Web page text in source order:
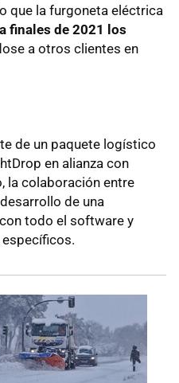
que la furgoneta eléctrica
finales de 2021 los
a otros clientes en
de un paquete logístico
en alianza con
la colaboración entre
de una
todo el software y